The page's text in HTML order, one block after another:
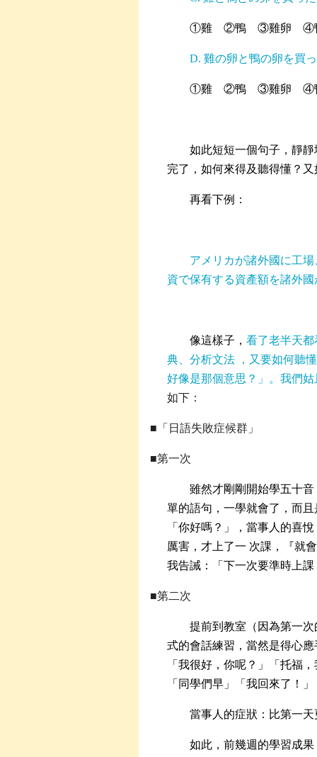
①雞 ②鴨 ③雞卵 ④
D. 雞の卵と鴨の卵を買
①雞 ②鴨 ③雞卵 ④
如此短短一個句子，靜
完了，如何來得及聽得懂？
再看下例：
アメリカが諸外國に工
資で保有する資產額を諸外
像這樣子， 看了老半天
典、分析文法 ，又要如何聽
好像是那個意思？」。我們
如下：
■「日語失敗症候群」
■第一次
雖然才剛剛開始學五十
單的語句，一學就會了，而
「你好嗎？」，當事人的喜
厲害，才上了一 次課，『就
我告誡：「下一次要準時上
■第二次
提前到教室（因為第一
式的會話練習，當然是得心
「我很好，你呢？」「托福
「同學們早」「我回來了！
當事人的症狀：比第一
如此，前幾週的學習成